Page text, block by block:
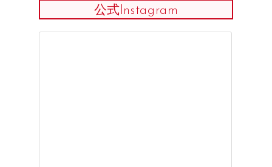
公式Instagram